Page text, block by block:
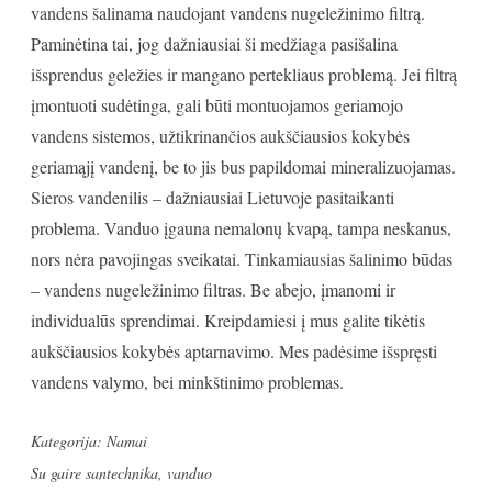
vandens šalinama naudojant vandens nugeležinimo filtrą.
Paminėtina tai, jog dažniausiai ši medžiaga pasišalina
išsprendus geležies ir mangano pertekliaus problemą. Jei filtrą
įmontuoti sudėtinga, gali būti montuojamos geriamojo
vandens sistemos, užtikrinančios aukščiausios kokybės
geriamąjį vandenį, be to jis bus papildomai mineralizuojamas.
Sieros vandenilis – dažniausiai Lietuvoje pasitaikanti
problema. Vanduo įgauna nemalonų kvapą, tampa neskanus,
nors nėra pavojingas sveikatai. Tinkamiausias šalinimo būdas
– vandens nugeležinimo filtras. Be abejo, įmanomi ir
individualūs sprendimai. Kreipdamiesi į mus galite tikėtis
aukščiausios kokybės aptarnavimo. Mes padėsime išspręsti
vandens valymo, bei minkštinimo problemas.
Kategorija: Namai
Su gaire santechnika, vanduo